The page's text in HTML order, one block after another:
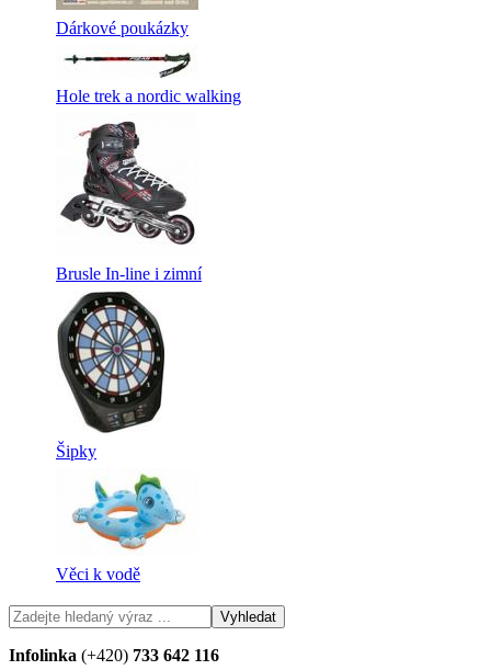
Dárkové poukázky
Hole trek a nordic walking
Brusle In-line i zimní
Šipky
Věci k vodě
Infolinka (+420) 733 642 116